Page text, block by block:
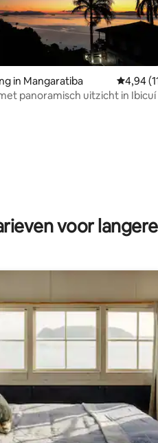
van 5 op 5, 14 recensies
in Mangaratiba
4,94
panoramisch uitzicht in Ibicuí
voor